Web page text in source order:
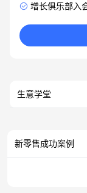
增长俱乐部入
生意学堂
新零售成功案例